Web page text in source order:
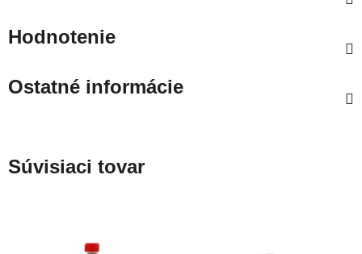
Hodnotenie
Ostatné informácie
Súvisiaci tovar